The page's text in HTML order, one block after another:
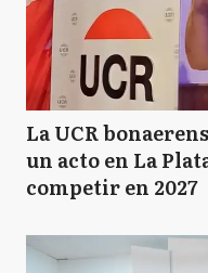
La UCR
un acto en La
competir en 2027